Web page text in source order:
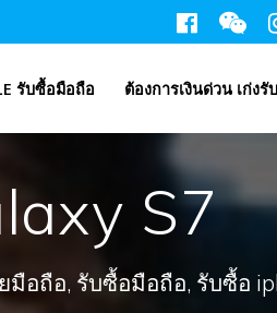
รับซื้อมือถือ ต้องการเงินด่วน เก่ง
S7
อถือ, รับซื้อมือถือ, รับซื้อ